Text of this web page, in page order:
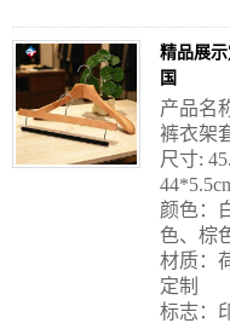
精品展
国
产品名
裤衣架
尺寸:
颜色：
色、棕
材质：
定制
标志：